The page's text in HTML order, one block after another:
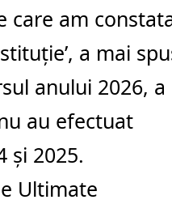
care am
a mai
anului 2026, a
au efectuat
și 2025.
Ultimate